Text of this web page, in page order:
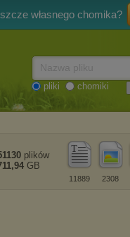
własnego chomika?
pliki chomiki
2308
11889
plików
GB